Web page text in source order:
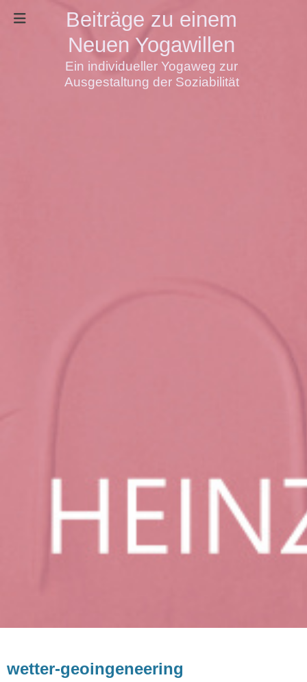
Beiträge zu einem
Neuen Yogawillen
Ein individueller Yogaweg zur
Ausgestaltung der Soziabilität
wetter-geoingeneering